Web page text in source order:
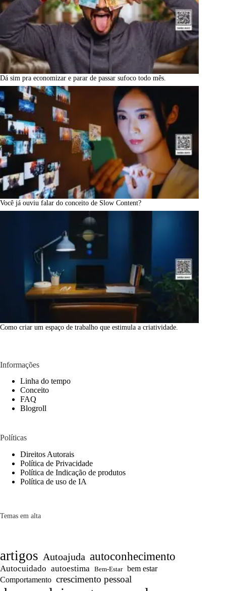
Dá sim pra economizar e parar de passar sufoco todo mês.
Você já ouviu falar do conceito de Slow Content?
Como criar um espaço de trabalho que estimula a criatividade.
Informações
Linha do tempo
Conceito
FAQ
Blogroll
Políticas
Direitos Autorais
Política de Privacidade
Política de Indicação de produtos
Política de uso de IA
Temas em alta
artigos Autoajuda autoconhecimento
Autocuidado autoestima Bem-Estar bem estar
Comportamento crescimento pessoal